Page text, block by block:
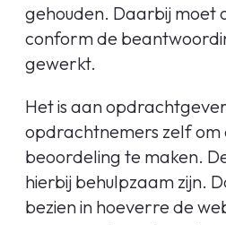
gehouden. Daarbij moet
conform de
gewerkt.
Het is aan
opdrachtnemers zelf om
beoordeling te maken.
hierbij behulpzaam zijn.
bezien in hoeverre de